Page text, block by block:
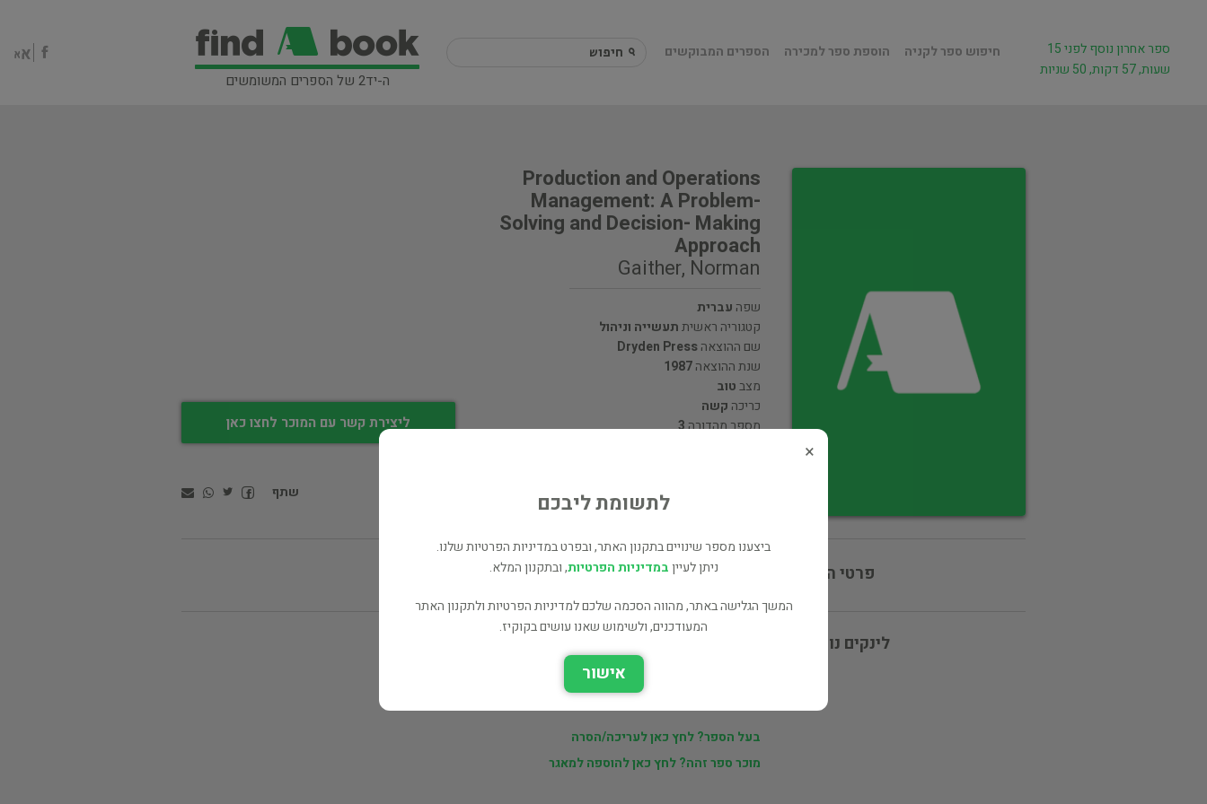
ה-יד2 של הספרים המשומשים
חיפוש ספר לקניה הוספת ספר למכירה הספרים המבוקשים
ספר אחרון נוסף לפני 15
שעות, 57 דקות, 50 שניות
Production and Operations
Management: A Problem-
Solving and Decision- Making
Approach
Gaither, Norman
שפה עברית
קטגוריה ראשיתתעשייה וניהול
שם ההוצאהDryden Press
שנת ההוצאה1987
מצבטוב
כריכה קשה
מספר מהדורה3 ליצירת קשר עם המוכר לחצו כאן
שתף
פרטי המוכר
לינקים נוספים
כל הספרים בקטגוריית תעשייה וניהול (573 כותרים)
בעל הספר? לחץ כאן לעריכה/הסרה
מוכר ספר זהה? לחץ כאן להוספה למאגר
×
לתשומת ליבכם
ביצענו מספר שינויים בתקנון האתר, ובפרט במדיניות הפרטיות שלנו.
ניתן לעייןבמדיניות הפרטיות, ובתקנון המלא.
המשך הגלישה באתר, מהווה הסכמה שלכם למדיניות הפרטיות ולתקנון האתר
המעודכנים, ולשימוש שאנו עושים בקוקיז.
אישור